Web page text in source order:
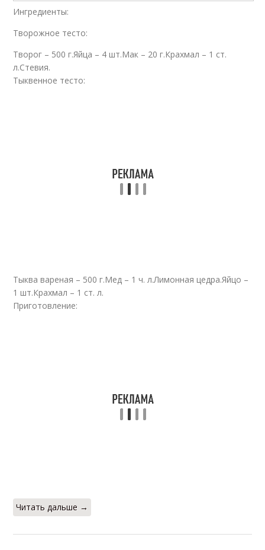
Ингредиенты:
Творожное тесто:
Творог – 500 г.Яйца – 4 шт.Мак – 20 г.Крахмал – 1 ст.
л.Стевия.
Тыквенное тесто:
Тыква вареная – 500 г.Мед – 1 ч. л.Лимонная цедра.Яйцо –
1 шт.Крахмал – 1 ст. л.
Приготовление:
Читать дальше →